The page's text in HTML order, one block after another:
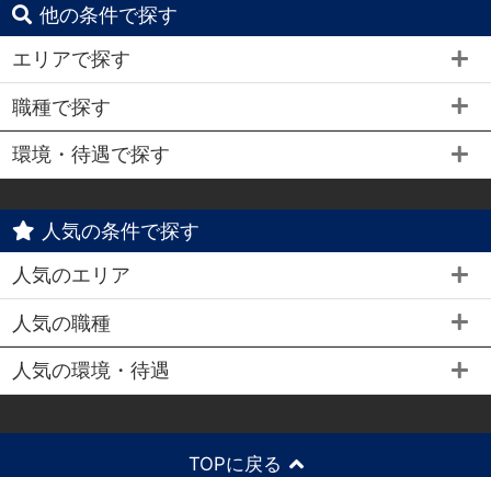
他の条件で探す
エリアで探す
職種で探す
環境・待遇で探す
人気の条件で探す
人気のエリア
人気の職種
人気の環境・待遇
TOPに戻る